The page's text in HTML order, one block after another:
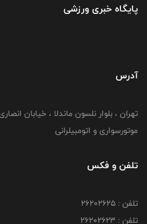
پایگاه خبری ورزشی
آدرس
موتورسواری و اتومبیلرانی
تلفن و فکس
تلفن : ۲۶۲۰۲۶۲۵
تلفن : ۲۶۲۰۲۶۲۳